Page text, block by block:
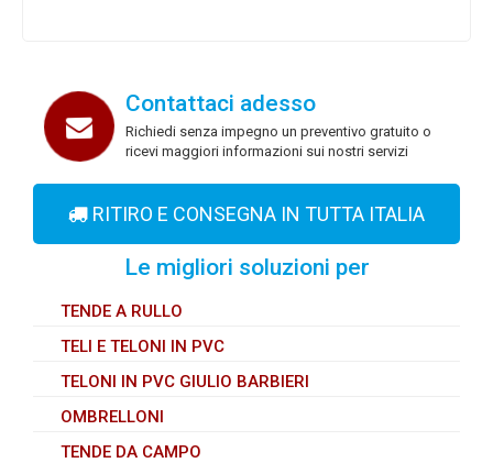
Contattaci adesso
Richiedi senza impegno un preventivo gratuito o
ricevi maggiori informazioni sui nostri servizi
RITIRO E CONSEGNA IN TUTTA ITALIA
Le migliori soluzioni per
TENDE A RULLO
TELI E TELONI IN PVC
TELONI IN PVC GIULIO BARBIERI
OMBRELLONI
TENDE DA CAMPO